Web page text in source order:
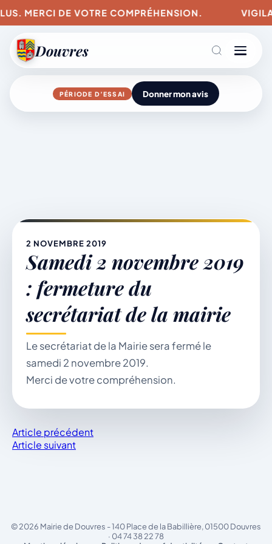
MERCI DE VOTRE COMPRÉHENSION.
Douvres
Agenda
Mairie & Vie municipale
Démarches & Vie pratique
Vie locale & Associations
Découvrir la commune
Lundi, mardi, jeudi, vendredi de 8h30 à 12h et
après-midi sur rendez-vous. Samedi sur rendez-
PÉRIODE D’ESSAI Donner mon avis
2 NOVEMBRE 2019
Samedi 2 novembre 2019
: fermeture du
secrétariat de la mairie
Le secrétariat de la Mairie sera fermé le
samedi 2 novembre 2019.
Merci de votre compréhension.
Article précédent
Article suivant
© 2026 Mairie de Douvres - 140 Place de la Babillière, 01500 Douvres
· 04 74 38 22 78